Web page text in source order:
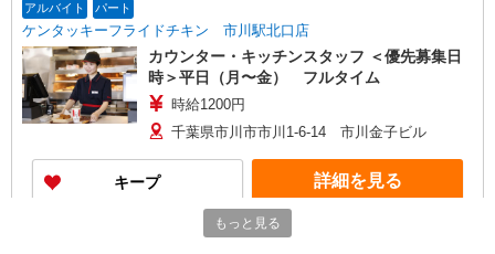
アルバイト パート
ケンタッキーフライドチキン 市川駅北口店
カウンター・キッチンスタッフ ＜優先募集日
時＞平日（月〜金） フルタイム
時給1200円
千葉県市川市市川1-6-14 市川金子ビル
キープ 詳細を見る
もっと見る